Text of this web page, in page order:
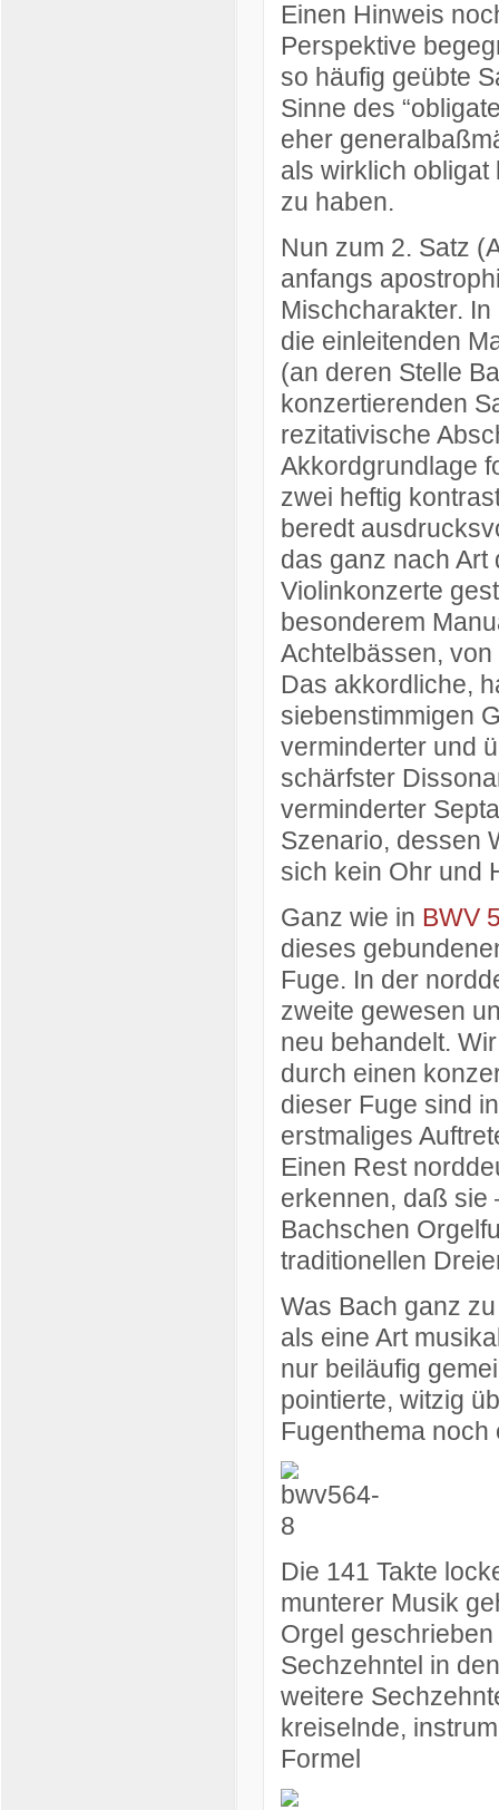
Einen Hinweis
Perspektive
so häufig geübte
Sinne des
eher
als wirklich obligat
zu haben.
Nun zum 2. Satz
anfangs
Mischcharakter.
die einleitenden
(an deren Stelle
konzertierenden
rezitativische
Akkordgrundlage
zwei heftig
beredt
das ganz nach Art
Violinkonzerte
besonderem
Achtelbässen,
Das akkordliche,
siebenstimmigen
verminderter und
schärfster
verminderter
Szenario, dessen
sich kein Ohr und
Ganz wie in BWV
dieses
Fuge. In der
zweite gewesen
neu behandelt.
durch einen
dieser Fuge sind
erstmaliges
Einen Rest
erkennen, daß sie
Bachschen
traditionellen
Was Bach ganz
als eine Art
nur beiläufig
pointierte, witzig
Fugenthema
Die 141 Takte
munterer Musik
Orgel
Sechzehntel in
weitere
kreiselnde,
Formel